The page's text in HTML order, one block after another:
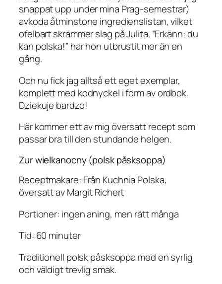
snappat upp under mina Prag-semestrar)
avkoda åtminstone ingredienslistan, vilket
ofelbart skrämmer slag på Julita. “Erkänn: du
kan polska!” har hon utbrustit mer än en
gång.
Och nu fick jag alltså ett eget exemplar,
komplett med kodnyckel i form av ordbok.
Dziekuje bardzo!
Här kommer ett av mig översatt recept som
passar bra till den stundande helgen.
Zur wielkanocny (polsk påsksoppa)
Receptmakare: Från Kuchnia Polska,
översatt av Margit Richert
Portioner: ingen aning, men rätt många
Tid: 60 minuter
Traditionell polsk påsksoppa med en syrlig
och väldigt trevlig smak.